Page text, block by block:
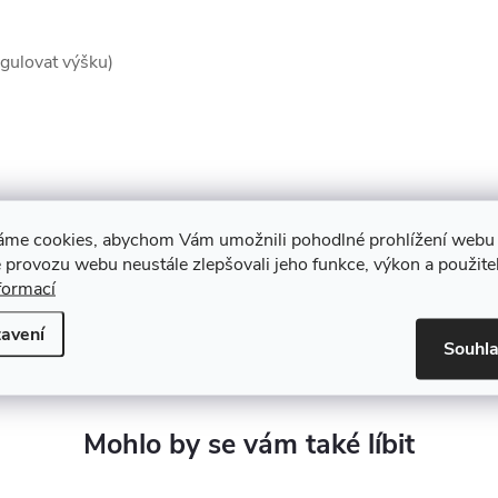
cookies, abychom Vám umožnili pohodlné prohlížení
provozu webu neustále zlepšovali jeho funkce, výkon a
výšku)